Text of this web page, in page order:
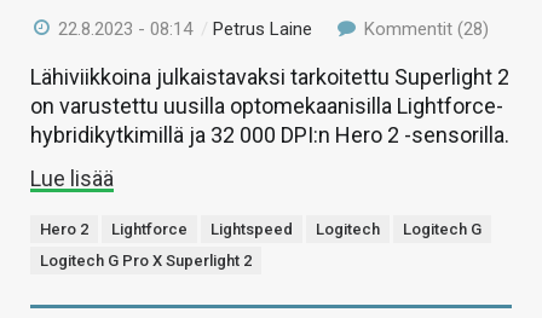
22.8.2023 - 08:14 /Petrus Laine Kommentit (28)
Lähiviikkoina julkaistavaksi tarkoitettu Superlight 2
on varustettu uusilla optomekaanisilla Lightforce-
hybridikytkimillä ja 32 000 DPI:n Hero 2 -sensorilla.
Lue lisää
Hero 2 Lightforce Lightspeed Logitech
Logitech G
Logitech G Pro X Superlight 2